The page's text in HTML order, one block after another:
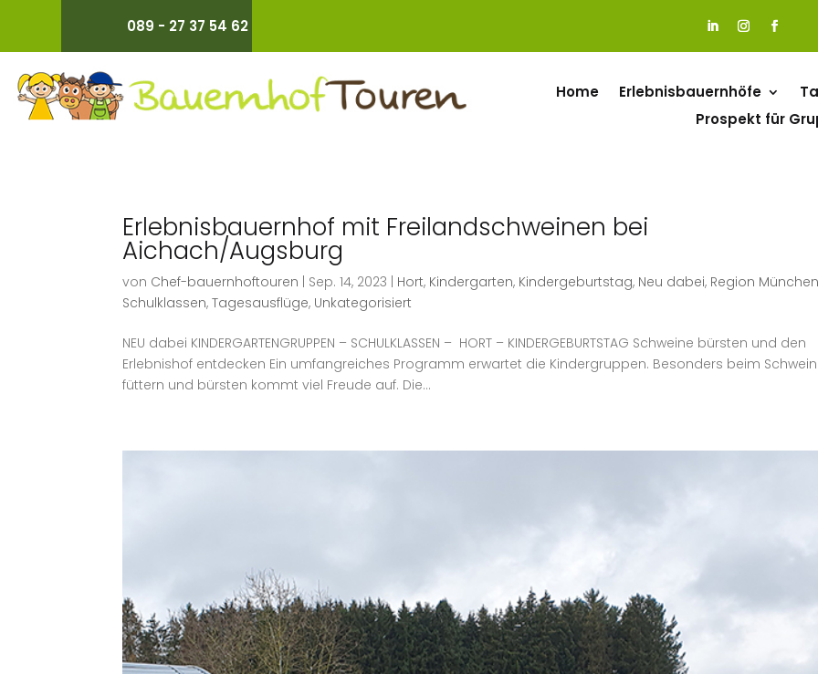
089 - 27 37 54 62
Home Erlebnisbauernhöfe
Prospekt für
Erlebnisbauernhof mit Freilandschweinen bei
Aichach/Augsburg
von Chef-bauernhoftouren Sep. 14, 2023 Hort, Kindergarten, Kindergeburtstag, Neu dabei, Region
Schulklassen,Tagesausflüge, Unkategorisiert
NEU dabei KINDERGARTENGRUPPEN – SCHULKLASSEN – HORT – KINDERGEBURTSTAG Schweine bürsten und den
Erlebnishof entdecken Ein umfangreiches Programm erwartet die Kindergruppen. Besonders beim
füttern und bürsten kommt viel Freude auf. Die...